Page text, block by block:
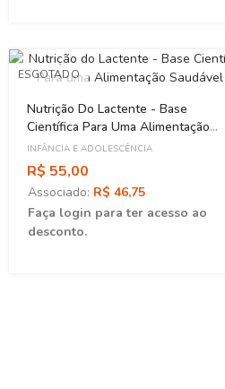
ESGOTADO
Nutrição Do Lactente - Base
Científica Para Uma Alimentação
Saudável
INFÂNCIA E ADOLESCÊNCIA
R$ 55,00
Associado: R$ 46,75
Faça login para ter acesso ao
desconto.